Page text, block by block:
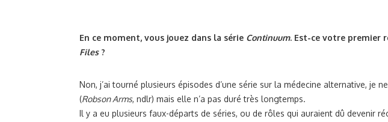
En ce moment, vous jouez dans la série Continuum. Est-ce votre premier
Files?
Non, j’ai tourné plusieurs épisodes d’une série sur la médecine alternative, je
(Robson Arms, ndlr) mais elle n’a pas duré très longtemps.
Il y a eu plusieurs faux-départs de séries, ou de rôles qui auraient dû devenir